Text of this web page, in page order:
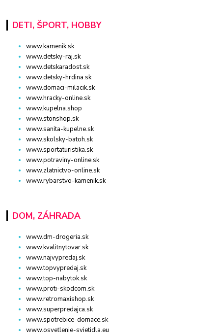
DETI, ŠPORT, HOBBY
www.kamenik.sk
www.detsky-raj.sk
www.detskaradost.sk
www.detsky-hrdina.sk
www.domaci-milacik.sk
www.hracky-online.sk
www.kupelna.shop
www.stonshop.sk
www.sanita-kupelne.sk
www.skolsky-batoh.sk
www.sportaturistika.sk
www.potraviny-online.sk
www.zlatnictvo-online.sk
www.rybarstvo-kamenik.sk
DOM, ZÁHRADA
www.dm-drogeria.sk
www.kvalitnytovar.sk
www.najvypredaj.sk
www.topvypredaj.sk
www.top-nabytok.sk
www.proti-skodcom.sk
www.retromaxishop.sk
www.superpredajca.sk
www.spotrebice-domace.sk
www.osvetlenie-svietidla.eu